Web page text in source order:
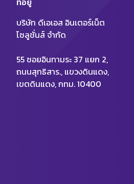
บริษัท ดีเอเอส อินเตอร์เน็ต
โซลูชั่นส์ จำกัด
55 ซอยอินทามระ 37 แยก 2,
ถนนสุทธิสาร., แขวงดินแดง,
เขตดินแดง, กทม. 10400